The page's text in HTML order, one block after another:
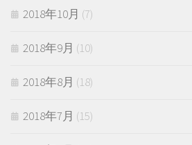
2018年10月 (7)
2018年9月 (10)
2018年8月 (18)
2018年7月 (15)